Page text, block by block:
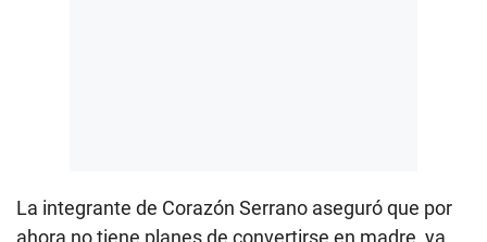
La integrante de Corazón Serrano aseguró que por